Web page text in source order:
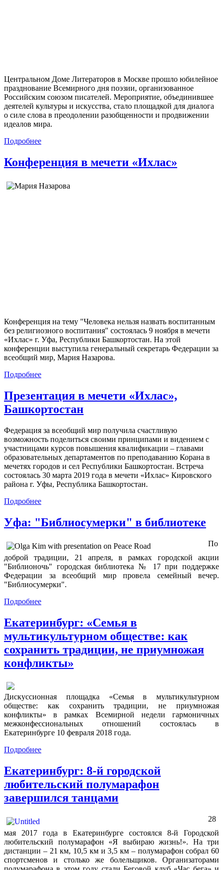
Центральном Доме Литераторов в Москве прошло юбилейное
празднование Всемирного дня поэзии, организованное
Российским союзом писателей. Мероприятие, объединившее
деятелей культуры и искусства, стало площадкой для диалога
о силе слова в преодолении разобщенности и продвижении
идеалов мира.
Подробнее
Конференция в мечети «Ихлас»
Конференция на тему "Человека нельзя назвать воспитанным
без религиозного воспитания" состоялась 9 ноября в мечети
«Ихлас» г. Уфа, Республики Башкортостан. На этой
конференции выступила генеральный секретарь Федерации за
всеобщий мир, Мария Назарова.
Подробнее
Презентация в мечети «Ихлас»,
Башкортостан
Федерация за всеобщий мир получила счастливую
возможность поделиться своими принципами и видением с
участницами курсов повышения квалификации – главами
образовательных департаментов по преподаванию Корана в
мечетях городов и сел Республики Башкортостан. Встреча
состоялась 30 марта 2019 года в мечети «Ихлас» Кировского
района г. Уфы, Республика Башкортостан.
Подробнее
Уфа: "Библиосумерки" в библиотеке
По
доброй традиции, 21 апреля, в рамках городской акции
"Библионочь" городская библиотека № 17 при поддержке
Федерации за всеобщий мир провела семейный вечер.
"Библиосумерки".
Подробнее
Екатеринбург: «Семья в
мультикультурном обществе: как
сохранить традиции, не приумножая
конфликты»
Дискуссионная площадка «Семья в мультикультурном
обществе: как сохранить традиции, не приумножая
конфликты» в рамках Всемирной недели гармоничных
межконфессиональных отношений состоялась в
Екатеринбурге 10 февраля 2018 года.
Подробнее
Екатеринбург: 8-й городской
любительский полумарафон
завершился танцами
28
мая 2017 года в Екатеринбурге состоялся 8-й Городской
любительский полумарафон «Я выбираю жизнь!». На три
дистанции – 21 км, 10,5 км и 3,5 км – полумарафон собрал 60
спортсменов и столько же болельщиков. Организаторами